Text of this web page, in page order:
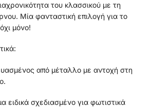
του κλασσικού με τη
Μία φανταστική επιλογή για το
μόνο!
από μέταλλο με αντοχή στη
σχεδιασμένο για φωτιστικά